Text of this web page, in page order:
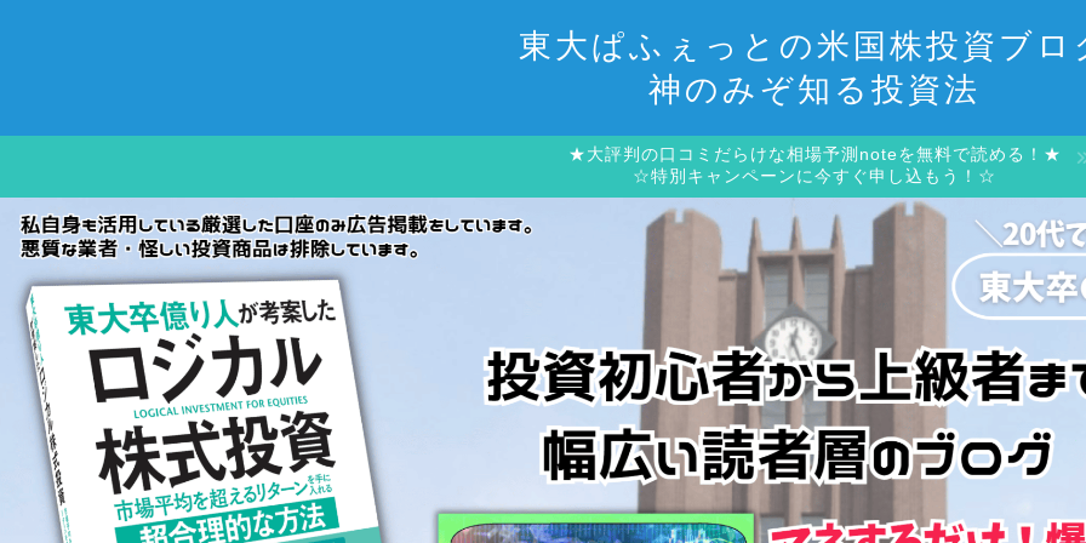
東大ぱふぇっとの米国株投資ブロ
神のみぞ知る投資法
★大評判の口コミだらけな相場予測noteを無料で読める！★
☆特別キャンペーンに今すぐ申し込もう！☆